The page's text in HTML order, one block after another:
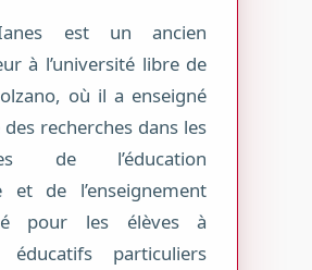
est un ancien
à l’université libre de
où il a enseigné
recherches dans les
de l’éducation
et de l’enseignement
pour les élèves à
éducatifs particuliers